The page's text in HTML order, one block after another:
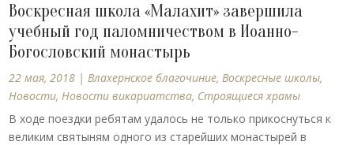
Воскресная школа «Малахит» завершила
учебный год паломничеством в Иоанно-
Богословский монастырь
22 мая, 2018 |Влахернское благочиние,Воскресные школы,
Новости,Новости викариатства, Строящиеся храмы
В ходе поездки ребятам удалось не только прикоснуться к
великим святыням одного из старейших монастырей в